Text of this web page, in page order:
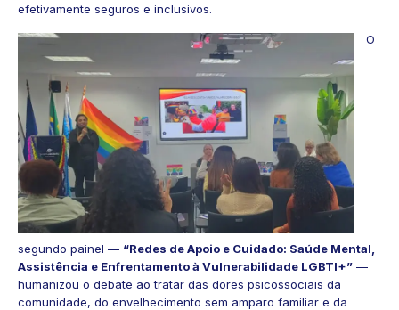
efetivamente seguros e inclusivos.
O
segundo painel — “Redes de Apoio e Cuidado: Saúde Mental,
Assistência e Enfrentamento à Vulnerabilidade LGBTI+” —
humanizou o debate ao tratar das dores psicossociais da
comunidade, do envelhecimento sem amparo familiar e da